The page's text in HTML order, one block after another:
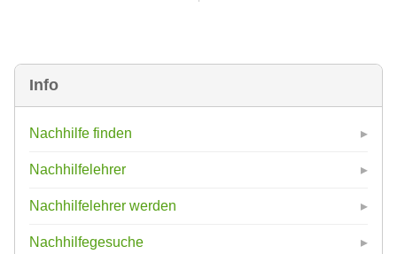
Info
Nachhilfe finden
Nachhilfelehrer
Nachhilfelehrer werden
Nachhilfegesuche